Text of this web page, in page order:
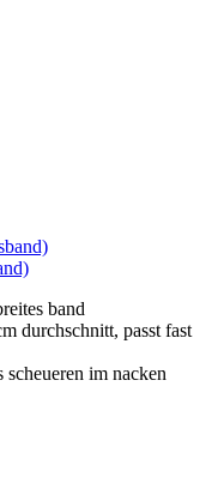
band
durchschnitt, passt fast
im nacken